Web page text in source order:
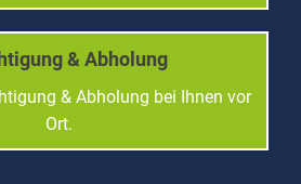
& Abholung
& Abholung bei Ihnen vor
Ort.